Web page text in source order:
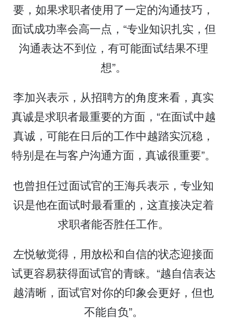
要，如果求职者使用了一定的沟通技巧，
面试成功率会高一点，“专业知识扎实，但
沟通表达不到位，有可能面试结果不理
想”。
李加兴表示，从招聘方的角度来看，真实
真诚是求职者最重要的方面，“在面试中越
真诚，可能在日后的工作中越踏实沉稳，
特别是在与客户沟通方面，真诚很重要”。
也曾担任过面试官的王海兵表示，专业知
识是他在面试时最看重的，这直接决定着
求职者能否胜任工作。
左悦敏觉得，用放松和自信的状态迎接面
试更容易获得面试官的青睐。“越自信表达
越清晰，面试官对你的印象会更好，但也
不能自负”。